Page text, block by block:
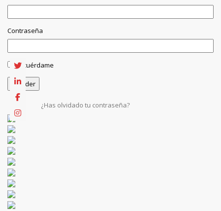
Contraseña
Recuérdame
¿Has olvidado tu contraseña?